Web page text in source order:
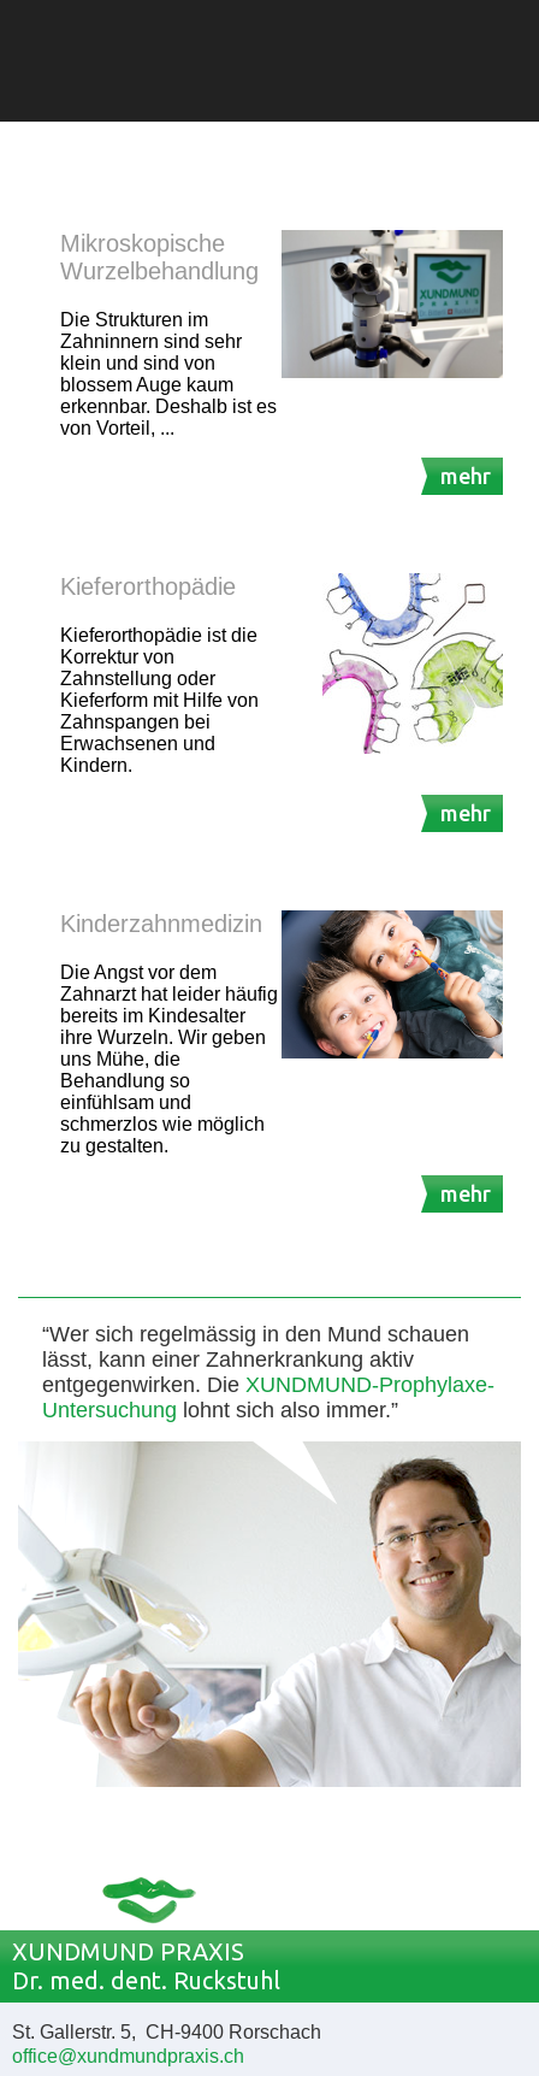
Mikroskopische
Wurzelbehandlung
Die Strukturen im
Zahninnern sind sehr
klein und sind von
blossem Auge kaum
erkennbar. Deshalb ist es
von Vorteil, ...
mehr
Kieferorthopädie
Kieferorthopädie ist die
Korrektur von
Zahnstellung oder
Kieferform mit Hilfe von
Zahnspangen bei
Erwachsenen und
Kindern.
mehr
Kinderzahnmedizin
Die Angst vor dem
Zahnarzt hat leider häufig
bereits im Kindesalter
ihre Wurzeln. Wir geben
uns Mühe, die
Behandlung so
einfühlsam und
schmerzlos wie möglich
zu gestalten.
mehr
“Wer sich regelmässig in den Mund schauen
lässt, kann einer Zahnerkrankung aktiv
entgegenwirken. Die XUNDMUND-Prophylaxe-
Untersuchung lohnt sich also immer.”
XUNDMUND PRAXIS
Dr. med. dent. Ruckstuhl
St. Gallerstr. 5, CH-9400 Rorschach
office@xundmundpraxis.ch